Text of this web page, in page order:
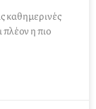
καθημερινές
πλέον η πιο